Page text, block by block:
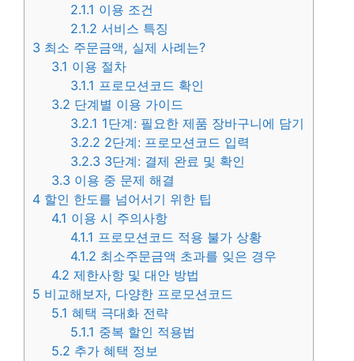
2.1.1 이용 조건
2.1.2 서비스 특징
3 최소 주문금액, 실제 사례는?
3.1 이용 절차
3.1.1 프로모션코드 확인
3.2 단계별 이용 가이드
3.2.1 1단계: 필요한 제품 장바구니에 담기
3.2.2 2단계: 프로모션코드 입력
3.2.3 3단계: 결제 완료 및 확인
3.3 이용 중 문제 해결
4 할인 한도를 넘어서기 위한 팁
4.1 이용 시 주의사항
4.1.1 프로모션코드 적용 불가 상황
4.1.2 최소주문금액 초과를 잊은 경우
4.2 제한사항 및 대안 방법
5 비교해보자, 다양한 프로모션코드
5.1 혜택 극대화 전략
5.1.1 중복 할인 적용법
5.2 추가 혜택 정보